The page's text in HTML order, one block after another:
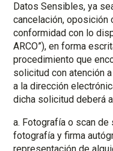
Datos Sensibles, ya
cancelación, oposición
conformidad con lo
ARCO”), en forma
procedimiento que
solicitud con atención
a la dirección
dicha solicitud deberá
a. Fotografía o scan
fotografía y firma